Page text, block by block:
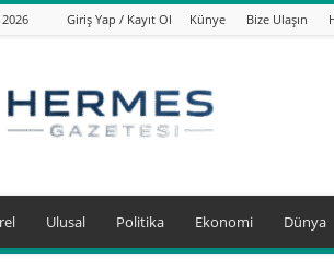
Giriş Yap / Kayıt Ol Künye Bize Ulaşın
Ulusal Politika Ekonomi Dünya